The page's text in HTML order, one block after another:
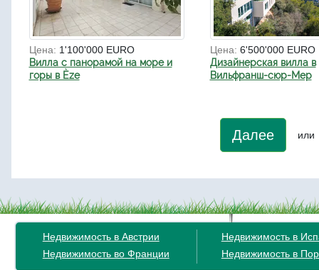
Цена: 1'100'000 EURO
Вилла с панорамой на море и
горы в Èze
Цена: 6'500'000 EURO
Дизайнерская вилла в
Вильфранш-сюр-Мер
Далее или
Недвижимость в Австрии
Недвижимость во Франции
Недвижимость в
Недвижимость в